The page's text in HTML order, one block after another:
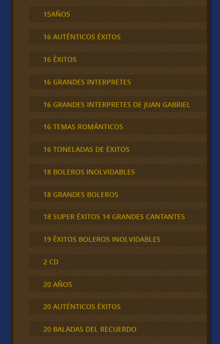
15AÑOS
16 AUTÉNTICOS ÉXITOS
16 ÉXITOS
16 GRANDES INTERPRETES
16 GRANDES INTERPRETES DE JUAN GABRIEL
16 TEMAS ROMÁNTICOS
16 TONELADAS DE ÉXITOS
18 BOLEROS INOLVIDABLES
18 GRANDES BOLEROS
18 SUPER ÉXITOS 14 GRANDES CANTANTES
19 ÉXITOS BOLEROS INOLVIDABLES
2 CD
20 AÑOS
20 AUTÉNTICOS ÉXITOS
20 BALADAS DEL RECUERDO